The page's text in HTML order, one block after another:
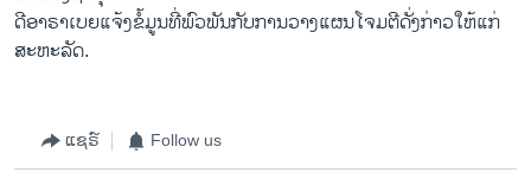
ດີອາຣາເບຍແຈ້ງຂໍ້ມູນທີ່ພົວພັນກັບການວາງແຜນໂຈມຕີດັ່ງກ່າວໃຫ້ແກ່
ສະຫະລັດ.
ແຊຣ໌ Follow us